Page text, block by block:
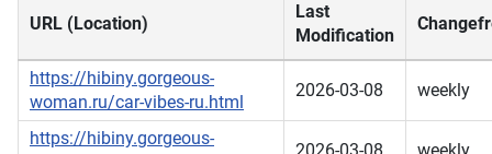
URL (Location)
Last
Modification
https://hibiny.gorgeous-
woman.ru/car-vibes-ru.html
2026-03-08 weekly
https://hibiny.gorgeous-